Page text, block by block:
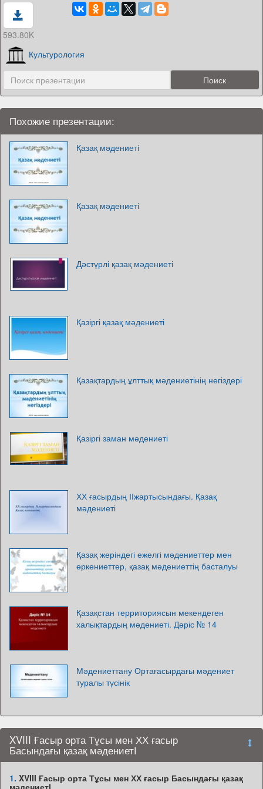
593.80K
Культурология
Похожие презентации:
Қазақ мәдениеті
Қазақ мәдениеті
Дәстүрлі қазақ мәдениеті
Қазіргі қазақ мәдениеті
Қазақтардың ұлттық мәдениетінің негіздері
Қазіргі заман мәдениеті
ХХ ғасырдың ІІжартысындағы. Қазақ
мәдениеті
Қазақ жеріндегі ежелгі мәдениеттер мен
өркениеттер, қазақ мәдениеттің басталуы
Қазақстан территориясын мекендеген
халықтардың мәдениеті. Дәріс № 14
Мәдениеттану Ортағасырдағы мәдениет
туралы түсінік
XVIII Ғасыр орта Тұсы мен ХХ ғасыр
Басындағы қазақ мәдениетІ
1. XVIII Ғасыр орта Тұсы мен ХХ ғасыр Басындағы қазақ